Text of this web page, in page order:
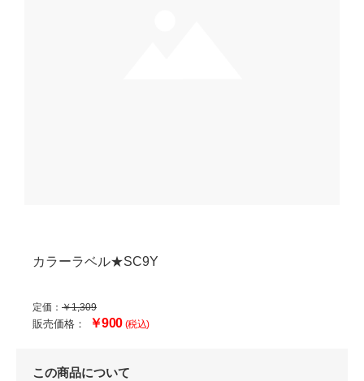
カラーラベル★SC9Y
定価： ￥1,309
販売価格： ￥900 (税込)
この商品について